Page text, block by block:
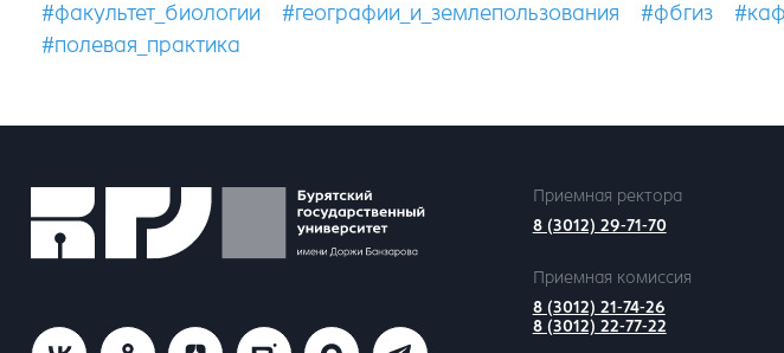
#факультет_биологии #географии_и_землепользования #фбгиз
#полевая_практика
Приемная ректора
8 (3012) 29-71-70
Приемная комиссия
8 (3012) 21-74-26
8 (3012) 22-77-22